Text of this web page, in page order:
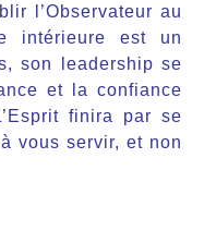
l’Observateur au
intérieure est un
son leadership se
et la confiance
finira par se
vous servir, et non